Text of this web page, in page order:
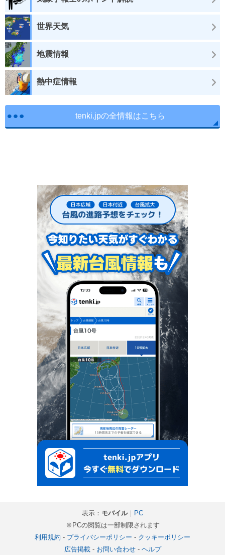
世界天気
地震情報
熱中症情報
tenki.jpの全情報はこちら
表示： モバイル｜ PC
※PCの閲覧は一部制限されます
利用規約 - プライバシーポリシー - クッキーポリシー
広告掲載- お問い合わせ- ヘルプ